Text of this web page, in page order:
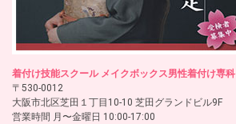
着付け技能スクール メイクボックス男性着付け専科
〒530-0012
大阪市北区芝田１丁目10-10 芝田グランドビル9F
営業時間 月〜金曜日 10:00-17:00